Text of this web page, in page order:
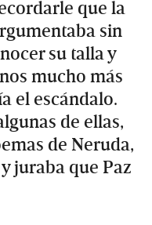
que la
sin
su talla y
mucho más
el escándalo.
de ellas,
de Neruda,
juraba que Paz